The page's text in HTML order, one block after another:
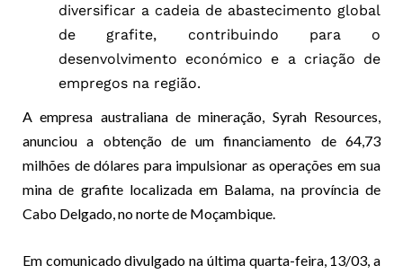
diversificar a cadeia de abastecimento global
de grafite, contribuindo para o
desenvolvimento económico e a criação de
empregos na região.
A empresa australiana de mineração, Syrah Resources,
anunciou a obtenção de um financiamento de 64,73
milhões de dólares para impulsionar as operações em sua
mina de grafite localizada em Balama, na província de
Cabo Delgado, no norte de Moçambique.
Em comunicado divulgado na última quarta-feira, 13/03, a